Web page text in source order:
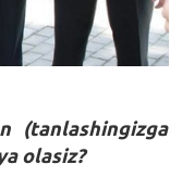
(tanlashingizga
olasiz?